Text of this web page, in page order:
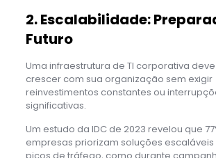
2. Escalabilidade:
Futuro
Uma infraestrutura de TI corporativa
crescer com sua organização sem exigir
reinvestimentos constantes ou
significativas.
Um estudo da IDC de 2023 revelou que
empresas priorizam soluções